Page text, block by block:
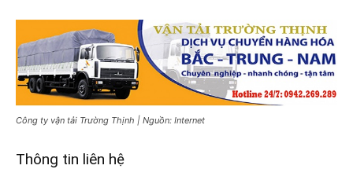
Công ty vận tải Trường Thịnh | Nguồn: Internet
Thông tin liên hệ